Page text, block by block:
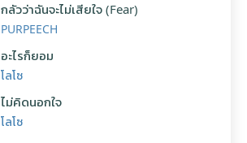
กลัวว่าฉันจะไม่เสียใจ (Fear)
PURPEECH
อะไรก็ยอม
โลโซ
ไม่คิดนอกใจ
โลโซ